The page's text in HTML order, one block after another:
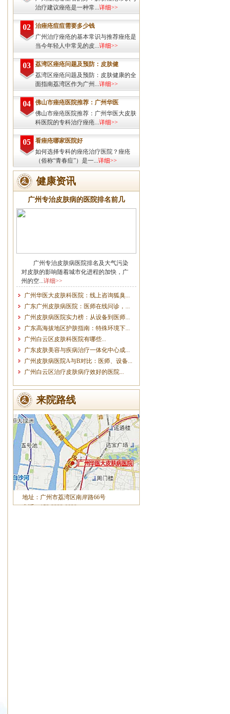
治疗建议痤疮是一种常...详细>>
02
治痤疮痘痘需要多少钱
广州治疗痤疮的基本常识与推荐痤疮是
当今年轻人中常见的皮...详细>>
03
荔湾区痤疮问题及预防：皮肤健
荔湾区痤疮问题及预防：皮肤健康的全
面指南荔湾区作为广州...详细>>
04
佛山市痤疮医院推荐：广州华医
佛山市痤疮医院推荐：广州华医大皮肤
科医院的专科治疗痤疮...详细>>
05
看痤疮哪家医院好
如何选择专科的痤疮治疗医院？痤疮
（俗称“青春痘”）是一...详细>>
健康资讯
广州专治皮肤病的医院排名前几
广州专治皮肤病医院排名及大气污染
对皮肤的影响随着城市化进程的加快，广
州的空...详细>>
广州华医大皮肤科医院：线上咨询狐臭...
广东广州皮肤病医院：医师在线问诊，...
广州皮肤病医院实力榜：从设备到医师...
广东高海拔地区护肤指南：特殊环境下...
广州白云区皮肤科医院有哪些...
广东皮肤美容与疾病治疗一体化中心成...
广州皮肤病医院A与B对比：医师、设备...
广州白云区治疗皮肤病疗效好的医院...
来院路线
地址：广州市荔湾区南岸路66号
电话：153-2233-8929